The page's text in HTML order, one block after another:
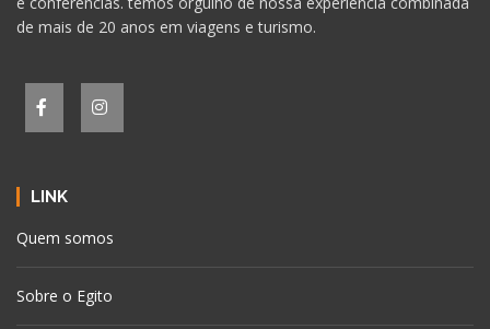
de mais de 20 anos em viagens e turismo.
LINK
Quem somos
Sobre o Egito